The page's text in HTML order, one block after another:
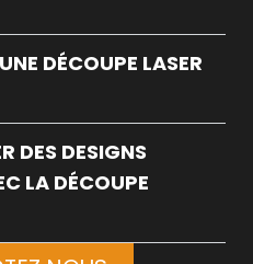
DÉCOUPE LASER​
DES DESIGNS
LA DÉCOUPE